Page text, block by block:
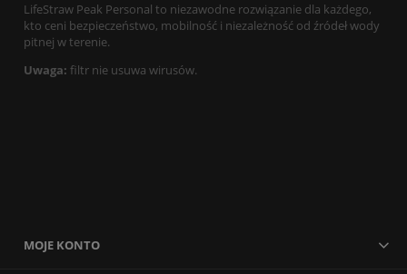
LifeStraw Peak Personal to niezawodne rozwiązanie dla każdego,
kto ceni bezpieczeństwo, mobilność i niezależność od źródeł wody
pitnej w terenie.
Uwaga: filtr nie usuwa wirusów.
MOJE KONTO